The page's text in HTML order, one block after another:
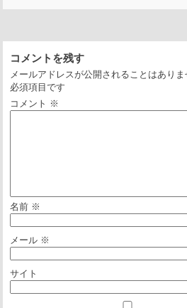
コメントを残す
メールアドレスが公開されることはありま
必須項目です
コメント ※
名前 ※
メール ※
サイト